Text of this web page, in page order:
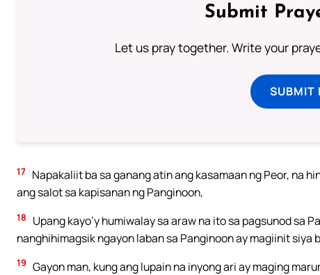
Submit
Let us pray together. Write your
SUBMIT
17 Napakaliit ba sa ganang atin ang kasamaan ng Peor, na
ang salot sa kapisanan ng Panginoon,
18
Upang kayo’y humiwalay sa araw na ito sa pagsunod sa
nanghihimagsik ngayon laban sa Panginoon ay magiinit siya
19 Gayon man, kung ang lupain na inyong ari ay maging